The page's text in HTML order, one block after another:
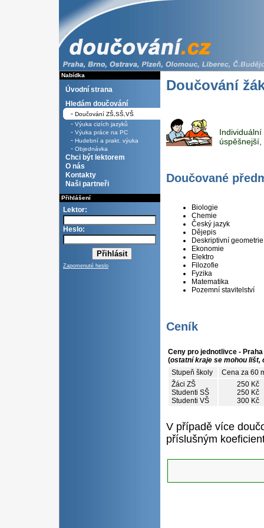
Nabídka
Úvodní strana
Hledám doučování
- Doučování ZŠ,SŠ,VŠ
- Výuka cizích jazyků
- Výuka práce na PC
- Hudební a prakt. výuka
- Objednávka
Chci být lektorem
O nás
Kontakty
Naši partneři
Přihlášení
Lektor:
Heslo:
Zapomenuté heslo
Doučování
Doučované
Biologie
Chemie
Český jazyk
Dějepis
Deskriptivní geometrie
Ekonomie
Elektro
Filozofie
Fyzika
Matematika
Pozemní stavitelství
Ceník
Ceny pro jednotlivce - Praha
(ostatní kraje se mohou lišt,
Stupeň školy
Cena za 60
Žáci ZŠ
Studenti SŠ
Studenti VŠ
250 Kč
250 Kč
300 Kč
V případě více
příslušným